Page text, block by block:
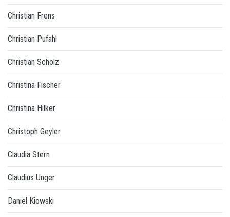
Christian Frens
Christian Pufahl
Christian Scholz
Christina Fischer
Christina Hilker
Christoph Geyler
Claudia Stern
Claudius Unger
Daniel Kiowski